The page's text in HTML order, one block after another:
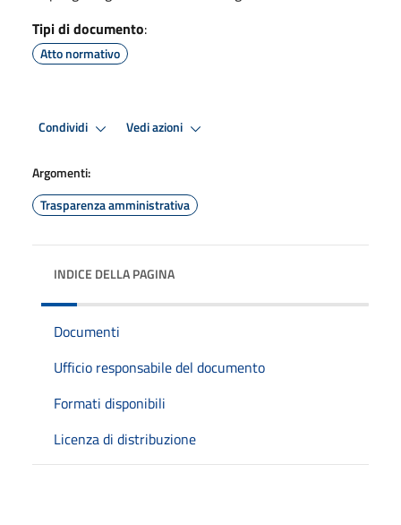
Tipi di documento:
Atto normativo
Condividi Vedi azioni
Argomenti:
Trasparenza amministrativa
INDICE DELLA PAGINA
Documenti
Ufficio responsabile del documento
Formati disponibili
Licenza di distribuzione